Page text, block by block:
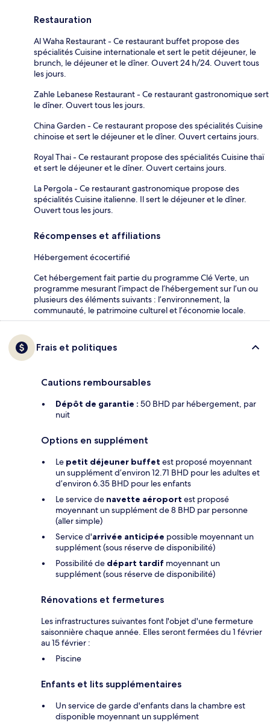
Restauration
Al Waha Restaurant - Ce restaurant buffet propose des
spécialités Cuisine internationale et sert le petit déjeuner, le
brunch, le déjeuner et le dîner. Ouvert 24 h/24. Ouvert tous
les jours.
Zahle Lebanese Restaurant - Ce restaurant gastronomique sert
le dîner. Ouvert tous les jours.
China Garden - Ce restaurant propose des spécialités Cuisine
chinoise et sert le déjeuner et le dîner. Ouvert certains jours.
Royal Thai - Ce restaurant propose des spécialités Cuisine thaï
et sert le déjeuner et le dîner. Ouvert certains jours.
La Pergola - Ce restaurant gastronomique propose des
spécialités Cuisine italienne. Il sert le déjeuner et le dîner.
Ouvert tous les jours.
Récompenses et affiliations
Hébergement écocertifié
Cet hébergement fait partie du programme Clé Verte, un
programme mesurant l’impact de l’hébergement sur l’un ou
plusieurs des éléments suivants : l’environnement, la
communauté, le patrimoine culturel et l’économie locale.
Frais et politiques
Cautions remboursables
Dépôt de garantie : 50 BHD par hébergement, par
nuit
Options en supplément
Le petit déjeuner buffet est proposé moyennant
un supplément d’environ 12.71 BHD pour les adultes et
d’environ 6.35 BHD pour les enfants
Le service de navette aéroport est proposé
moyennant un supplément de 8 BHD par personne
(aller simple)
Service d'arrivée anticipée possible moyennant un
supplément (sous réserve de disponibilité)
Possibilité de départ tardif moyennant un
supplément (sous réserve de disponibilité)
Rénovations et fermetures
Les infrastructures suivantes font l'objet d'une fermeture
saisonnière chaque année. Elles seront fermées du 1 février
au 15 février :
Piscine
Enfants et lits supplémentaires
Un service de garde d'enfants dans la chambre est
disponible moyennant un supplément